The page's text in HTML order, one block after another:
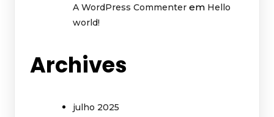
A WordPress Commenter em Hello
world!
Archives
julho 2025